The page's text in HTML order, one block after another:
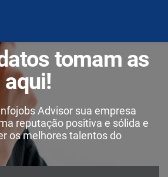
tomam as
Advisor sua empresa
reputação positiva e sólida e
os melhores talentos do